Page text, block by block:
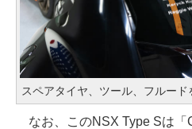
スペアタイヤ、ツール、フルー
なお、このNSX Type Sは「